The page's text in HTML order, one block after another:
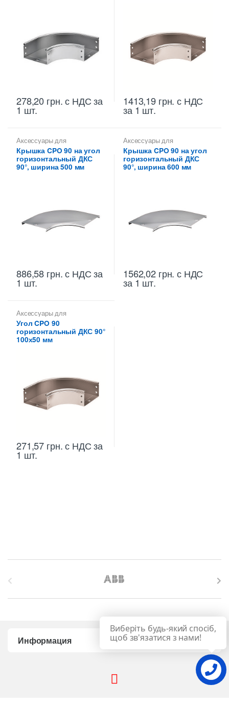
278,20 грн.с НДС за
1 шт.
1413,19 грн. с НДС
за 1 шт.
Аксессуары для
металлических лотков
Крышки на повороты,
ответвители
Крышка CPO 90 на угол
горизонтальный ДКС
90°, ширина 500 мм
886,58 грн.с НДС за
1 шт.
Аксессуары для
металлических лотков
Крышки на повороты,
ответвители
Крышка CPO 90 на угол
горизонтальный ДКС
90°, ширина 600 мм
1562,02 грн. с НДС
за 1 шт.
Аксессуары для
металлических лотков
для цельных,
перфорированных лотков
Угол CPO 90
горизонтальный ДКС 90°
100х50 мм
271,57 грн.с НДС за
1 шт.
Информация
Виберіть будь-який спосіб,
щоб зв'язатися з нами!